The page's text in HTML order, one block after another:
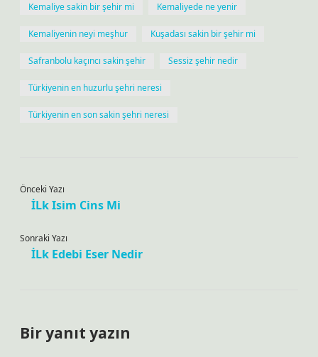
Kemaliye sakin bir şehir mi Kemaliyede ne yenir
Kemaliyenin neyi meşhur Kuşadası sakin bir şehir mi
Safranbolu kaçıncı sakin şehir Sessiz şehir nedir
Türkiyenin en huzurlu şehri neresi
Türkiyenin en son sakin şehri neresi
Önceki Yazı
İLk Isim Cins Mi
Sonraki Yazı
İLk Edebi Eser Nedir
Bir yanıt yazın